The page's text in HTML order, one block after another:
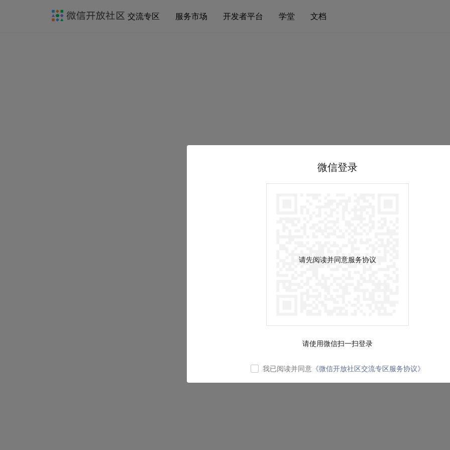
交流专区 服务市场 开发者平台 学堂 文档
微信登录
请先阅读并同意服务协议
请使用微信扫一扫登录
我已阅读并同意 《微信开放社区交流专区服务协议》